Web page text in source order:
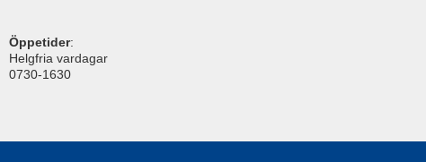
Öppetider:
Helgfria vardagar
0730-1630